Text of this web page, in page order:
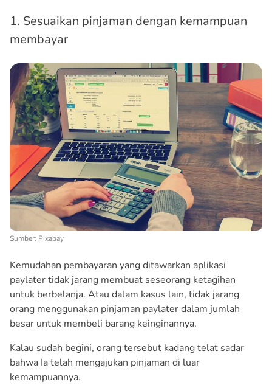
1. Sesuaikan pinjaman dengan kemampuan
membayar
Sumber: Pixabay
Kemudahan pembayaran yang ditawarkan aplikasi
paylater tidak jarang membuat seseorang ketagihan
untuk berbelanja. Atau dalam kasus lain, tidak jarang
orang menggunakan pinjaman paylater dalam jumlah
besar untuk membeli barang keinginannya.
Kalau sudah begini, orang tersebut kadang telat sadar
bahwa Ia telah mengajukan pinjaman di luar
kemampuannya.